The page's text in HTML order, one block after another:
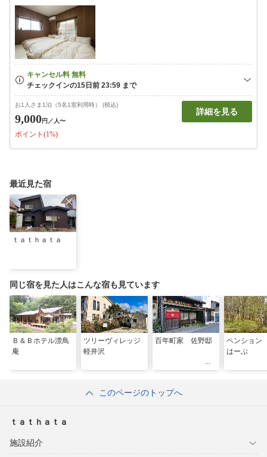
お1人さま1泊（5名1室利用時） (税込)
9,000円 ／人〜
ポイント(1%)
詳細を見る
最近見た宿
ｔａｔｈａｔａ
同じ宿を見た人はこんな宿も見ています
Ｂ＆Ｂホテル漂鳥
庵
ツリーヴィレッジ
軽井沢
百年町家 佐野邸
ペンショ
はーぶ
このページのトップへ
ｔａｔｈａｔａ
施設紹介